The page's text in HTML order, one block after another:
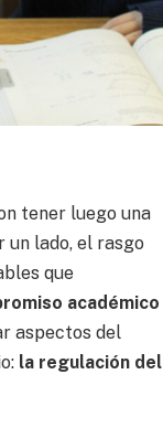
tener luego una
lado, el rasgo
que
académico
aspectos del
la regulación del